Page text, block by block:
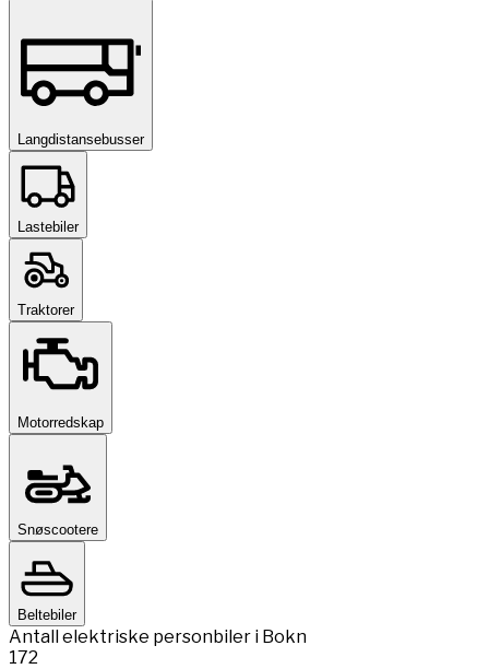
Langdistansebusser
Lastebiler
Traktorer
Motorredskap
Snøscootere
Beltebiler
Antall elektriske personbiler i Bokn
172